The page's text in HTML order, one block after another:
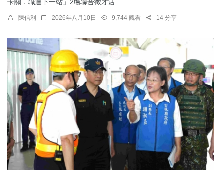
卡關．職達下一站」2場聯合徵才活...
陳信利 2026年八月10日 9,744 觀看 14 分享